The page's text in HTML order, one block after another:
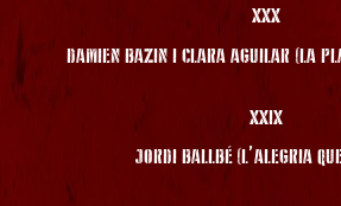
XXX
DAMIEN BAZIN I CLARA AGUILAR (LA
XXIX
JORDI BALLBÉ (L’ALEGRIA